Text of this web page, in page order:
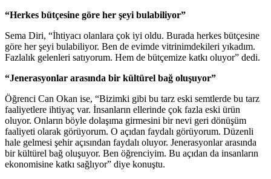
“Herkes bütçesine göre her şeyi bulabiliyor”
Sema Diri, “İhtiyacı olanlara çok iyi oldu. Burada herkes bütçesine
göre her şeyi bulabiliyor. Ben de evimde vitrinimdekileri yıkadım.
Fazlalık gelenleri satıyorum. Hem de bütçemize katkı oluyor” dedi.
“Jenerasyonlar arasında bir kültürel bağ oluşuyor”
Öğrenci Can Okan ise, “Bizimki gibi bu tarz eski semtlerde bu tarz
faaliyetlere ihtiyaç var. İnsanların ellerinde çok fazla eski ürün
oluyor. Onların böyle dolaşıma girmesini bir nevi geri dönüşüm
faaliyeti olarak görüyorum. O açıdan faydalı görüyorum. Düzenli
hale gelmesi şehir açısından faydalı oluyor. Jenerasyonlar arasında
bir kültürel bağ oluşuyor. Ben öğrenciyim. Bu açıdan da insanların
ekonomisine katkı sağlıyor” diye konuştu.